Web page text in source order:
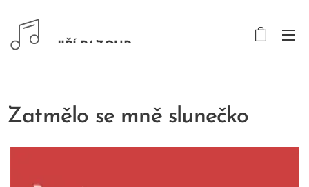
JIŘÍ PAZOUR
Zatmělo se mně slunečko